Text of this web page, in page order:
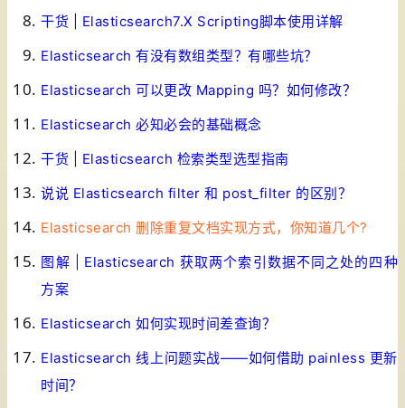
干货 | Elasticsearch7.X Scripting脚本使用详解
Elasticsearch 有没有数组类型？有哪些坑？
Elasticsearch 可以更改 Mapping 吗？如何修改？
Elasticsearch 必知必会的基础概念
干货 | Elasticsearch 检索类型选型指南
说说 Elasticsearch filter 和 post_filter 的区别？
Elasticsearch 删除重复文档实现方式，你知道几个?
图解 | Elasticsearch 获取两个索引数据不同之处的四种
方案
Elasticsearch 如何实现时间差查询？
Elasticsearch 线上问题实战——如何借助 painless 更新
时间？